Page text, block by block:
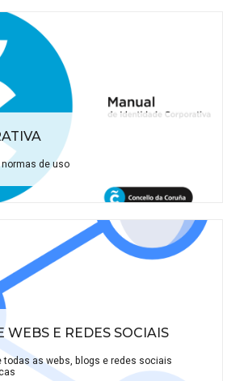
de uso
WEBS E REDES SOCIAIS
as webs, blogs e redes sociais